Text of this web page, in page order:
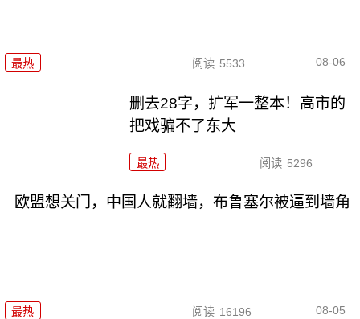
最热 阅读 5533 08-06
删去28字，扩军一整本！高市的
把戏骗不了东大
最热 阅读 5296
欧盟想关门，中国人就翻墙，布鲁塞尔被逼到墙角
最热 阅读 16196 08-05